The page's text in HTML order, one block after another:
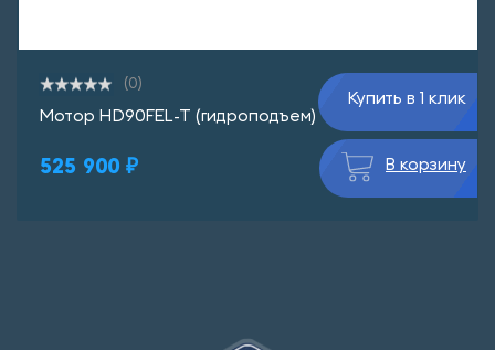
(0)
Мотор HD90FEL-T (гидроподъем)
525 900 ₽
Купить в 1 клик
В корзину